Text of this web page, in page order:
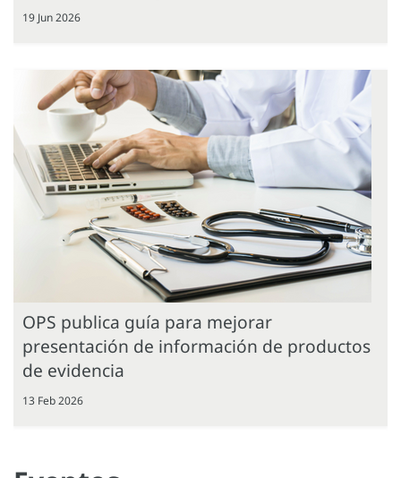
19 Jun 2026
OPS publica guía para mejorar
presentación de información de productos
de evidencia
13 Feb 2026